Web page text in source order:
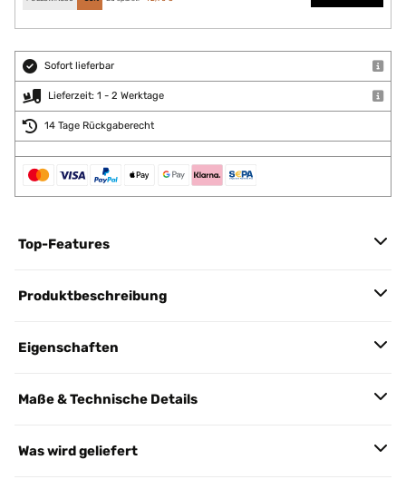
Sofort lieferbar
Lieferzeit: 1 - 2 Werktage
14 Tage Rückgaberecht
Top-Features
Produktbeschreibung
Eigenschaften
Maße & Technische Details
Was wird geliefert